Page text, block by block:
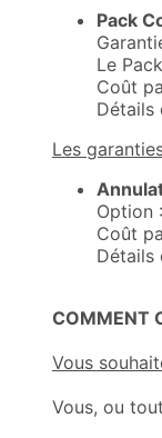
Pack
Le
Coût
Détails
Les
Option
Coût
Détails
COMMENT
Vous
Vous, ou